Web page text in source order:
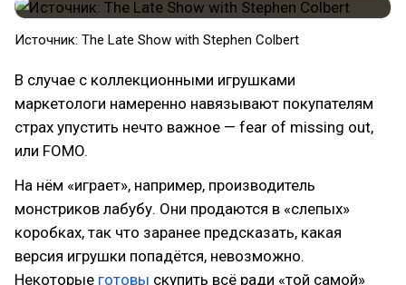
Источник: The Late Show with Stephen Colbert
В случае с коллекционными игрушками
маркетологи намеренно навязывают покупателям
страх упустить нечто важное — fear of missing out,
или FOMO.
На нём «играет», например, производитель
монстриков лабубу. Они продаются в «слепых»
коробках, так что заранее предсказать, какая
версия игрушки попадётся, невозможно.
Некоторые готовы скупить всё ради «той самой»